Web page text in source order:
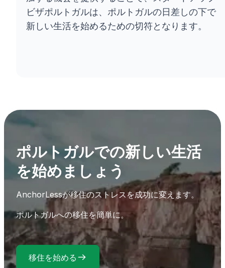
ビザポルトガルは、ポルトガルの日差しの下で
新しい生活を始めるための切符となります。
ポルトガルでの新しい生活
を始めましょう
AnchorLessが移住のストレスを成功に変えます。
ポルトガルへの移住を簡単に。
移住を始める